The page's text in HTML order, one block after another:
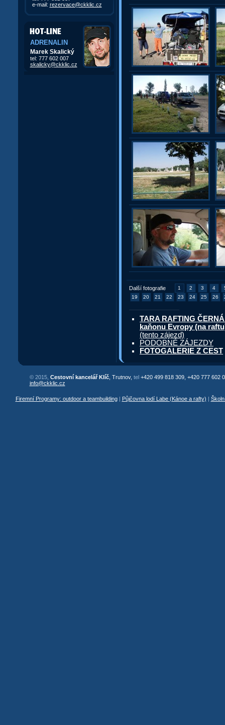
e-mail: rezervace@ckklic.cz
ADRENALIN
Marek Skalický
tel: 777 602 007
skalicky@ckklic.cz
Další fotografie 1 2 3 4
19
20 21 22 23 24 25 26
TARA RAFTING
kaňonu Evropy (na
(tento zájezd)
PODOBNÉ ZÁJEZDY
FOTOGALERIE Z CEST
© 2015, Cestovní kancelář Klíč, Trutnov, tel +420 499 818 309, +420 777 602
info@ckklic.cz
Firemní Programy: outdoor a teambuilding| Půjčovna lodí Labe (Kánoe a rafty)